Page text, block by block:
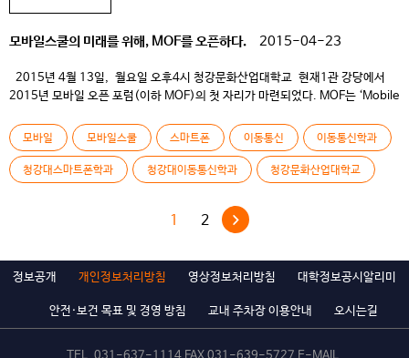
모바일스쿨의 미래를 위해, MOF를 오픈하다. 2015-04-23
2015년 4월 13일, 월요일 오후4시 청강문화산업대학교 현재1관 강당에서
2015년 모바일 오픈 포럼(이하 MOF)의 첫 자리가 마련되었다. MOF는 ‘Mobile
기술을 파악하여 학생들의 교육 역량을 높이고 모바일스쿨 구성원 모두 함께 집단
지성 공유 시스템을 완성하기 위한 자리이다. 이날은 MOF의 오픈 세레모니로
모바일스쿨의 재학생 모두와 교수님, 행정실 […]
모바일 모바일스쿨 스마트폰 이동통신 이동통신학과
청강대스마트폰학과 청강대이동통신학과 청강문화산업대학교
1 2
정보공개 개인정보처리방침 영상정보처리방침 대학정보공시알리미
안전·보건 목표 및 경영 방침 교내 주차장 이용안내 오시는길